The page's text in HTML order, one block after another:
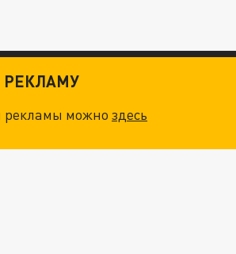
РЕКЛАМУ
рекламы можноздесь